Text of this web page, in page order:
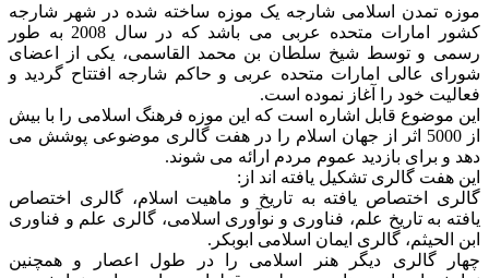
موزه تمدن اسلامی شارجه یک موزه ساخته شده در شهر شارجه
کشور امارات متحده عربی می باشد که در سال 2008 به طور
رسمی و توسط شیخ سلطان بن محمد القاسمی، یکی از اعضای
شورای عالی امارات متحده عربی و حاکم شارجه افتتاح گردید و
فعالیت خود را آغاز نموده است.
این موضوع قابل اشاره است که این موزه فرهنگ اسلامی را با بیش
از 5000 اثر از جهان اسلام را در هفت گالری موضوعی پوشش می
دهد و برای بازدید عموم مردم ارائه می شوند.
این هفت گالری تشکیل یافته اند از:
گالری اختصاص یافته به تاریخ و ماهیت اسلام، گالری اختصاص
یافته به تاریخ علم، فناوری و نوآوری اسلامی، گالری علم و فناوری
ابن الحیثم، گالری ایمان اسلامی ابوبکر.
چهار گالری دیگر هنر اسلامی را در طول اعصار و همچنین